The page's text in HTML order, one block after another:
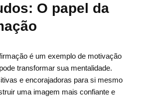
O papel da
é um exemplo de motivação
transformar sua mentalidade.
e encorajadoras para si mesmo
uma imagem mais confiante e